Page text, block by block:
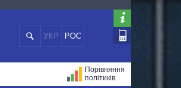
УКР РОС
Порівняння
політиків